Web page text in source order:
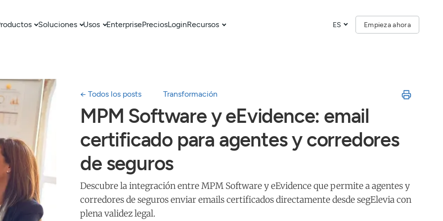
Soluciones Usos EnterprisePreciosLoginRecursos ES Empieza ahora
← Todos los posts Transformación
MPM Software y eEvidence: email
certificado para agentes y corredores
de seguros
Descubre la integración entre MPM Software y eEvidence que permite a agentes y
corredores de seguros enviar emails certificados directamente desde segElevia con
plena validez legal.